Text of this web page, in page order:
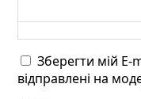
Зберегти мій E-
відправлені на